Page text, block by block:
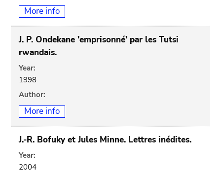
More info
J. P. Ondekane 'emprisonné' par les Tutsi
rwandais.
Year:
1998
Author:
More info
J.-R. Bofuky et Jules Minne. Lettres inédites.
Year:
2004